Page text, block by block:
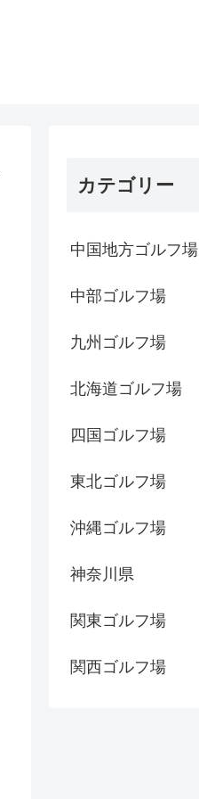
カテゴリー
中国地方ゴルフ場
中部ゴルフ場
九州ゴルフ場
北海道ゴルフ場
四国ゴルフ場
東北ゴルフ場
沖縄ゴルフ場
神奈川県
関東ゴルフ場
関西ゴルフ場